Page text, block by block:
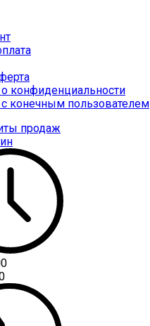
конфиденциальности
конечным пользователем
продаж